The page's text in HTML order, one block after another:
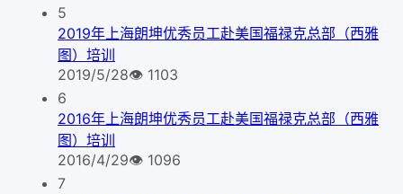
5
2019年上海朗坤优秀员工赴美国福禄克总部（西雅
图）培训
2019/5/28👁 1103
6
2016年上海朗坤优秀员工赴美国福禄克总部（西雅
图）培训
2016/4/29👁 1096
7